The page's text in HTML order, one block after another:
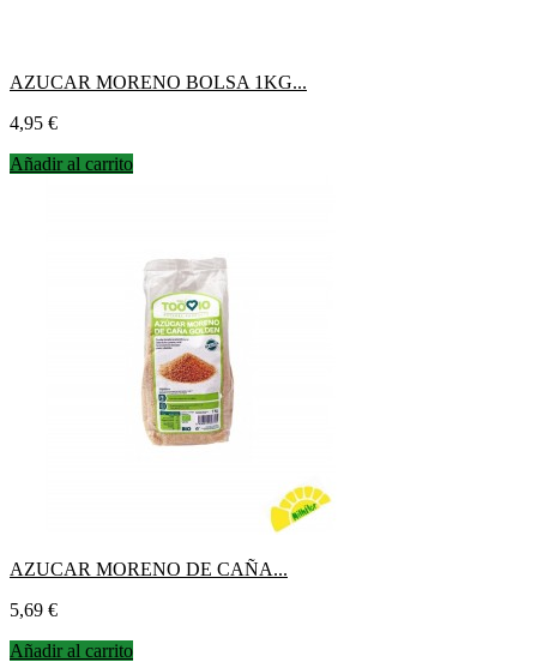
AZUCAR MORENO BOLSA 1KG...
Precio
4,95 €
Añadir al carrito
AZUCAR MORENO DE CAÑA...
Precio
5,69 €
Añadir al carrito